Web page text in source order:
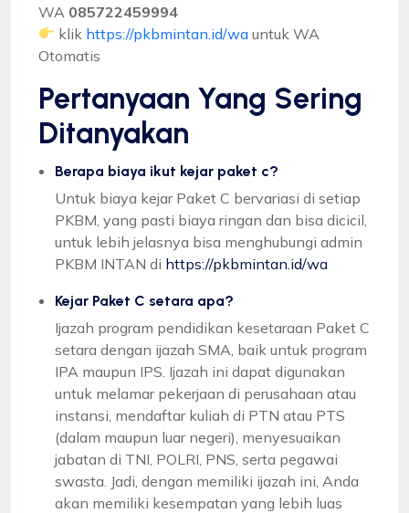
WA 085722459994
klik https://pkbmintan.id/wa untuk WA
Otomatis
Pertanyaan Yang Sering
Ditanyakan
Berapa biaya ikut kejar paket c?
Untuk biaya kejar Paket C bervariasi di setiap
PKBM, yang pasti biaya ringan dan bisa dicicil,
untuk lebih jelasnya bisa menghubungi admin
PKBM INTAN di https://pkbmintan.id/wa
Kejar Paket C setara apa?
Ijazah program pendidikan kesetaraan Paket C
setara dengan ijazah SMA, baik untuk program
IPA maupun IPS. Ijazah ini dapat digunakan
untuk melamar pekerjaan di perusahaan atau
instansi, mendaftar kuliah di PTN atau PTS
(dalam maupun luar negeri), menyesuaikan
jabatan di TNI, POLRI, PNS, serta pegawai
swasta. Jadi, dengan memiliki ijazah ini, Anda
akan memiliki kesempatan yang lebih luas